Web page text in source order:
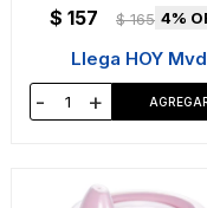
$ 157 $ 165 4
Llega HOY Mvd
- +